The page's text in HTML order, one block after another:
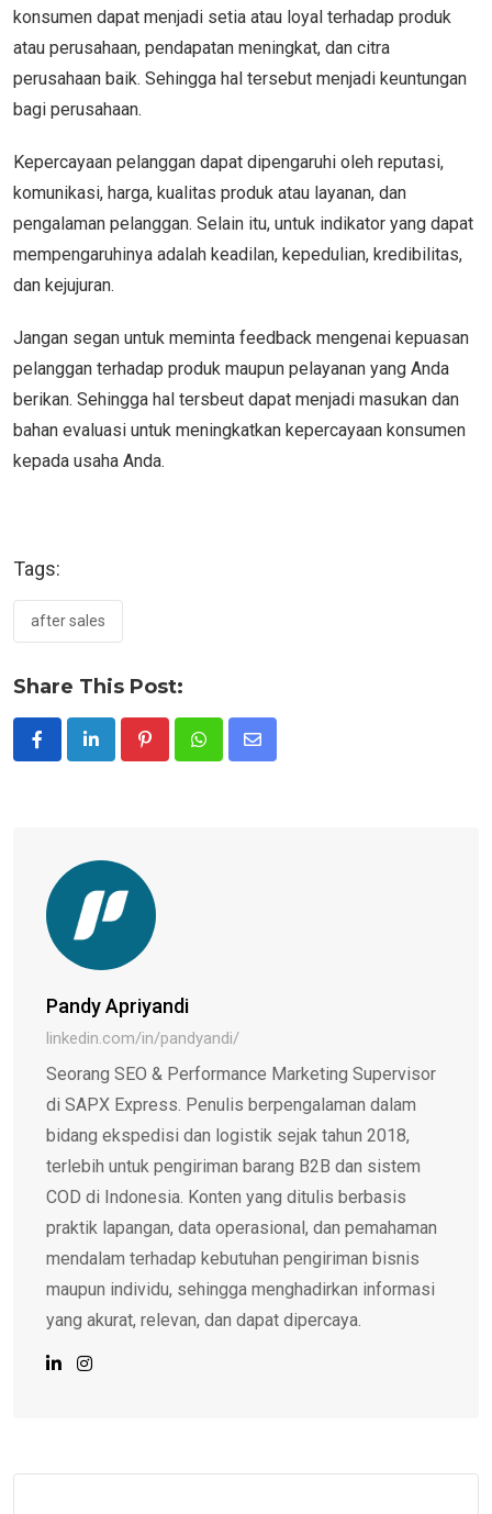
konsumen dapat menjadi setia atau loyal terhadap produk
atau perusahaan, pendapatan meningkat, dan citra
perusahaan baik. Sehingga hal tersebut menjadi keuntungan
bagi perusahaan.
Kepercayaan pelanggan dapat dipengaruhi oleh reputasi,
komunikasi, harga, kualitas produk atau layanan, dan
pengalaman pelanggan. Selain itu, untuk indikator yang dapat
mempengaruhinya adalah keadilan, kepedulian, kredibilitas,
dan kejujuran.
Jangan segan untuk meminta feedback mengenai kepuasan
pelanggan terhadap produk maupun pelayanan yang Anda
berikan. Sehingga hal tersbeut dapat menjadi masukan dan
bahan evaluasi untuk meningkatkan kepercayaan konsumen
kepada usaha Anda.
Tags:
after sales
Share This Post:
PinterestWhatsappShare
Pandy Apriyandi
linkedin.com/in/pandyandi/
Seorang SEO & Performance Marketing Supervisor
di SAPX Express. Penulis berpengalaman dalam
bidang ekspedisi dan logistik sejak tahun 2018,
terlebih untuk pengiriman barang B2B dan sistem
COD di Indonesia. Konten yang ditulis berbasis
praktik lapangan, data operasional, dan pemahaman
mendalam terhadap kebutuhan pengiriman bisnis
maupun individu, sehingga menghadirkan informasi
yang akurat, relevan, dan dapat dipercaya.